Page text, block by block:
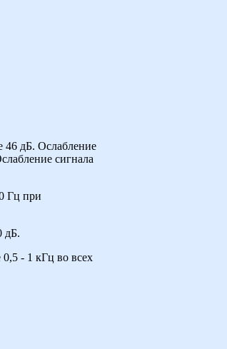
46 дБ. Ослабление
сигнала
Гц при
дБ.
0,5 - 1 кГц во всех